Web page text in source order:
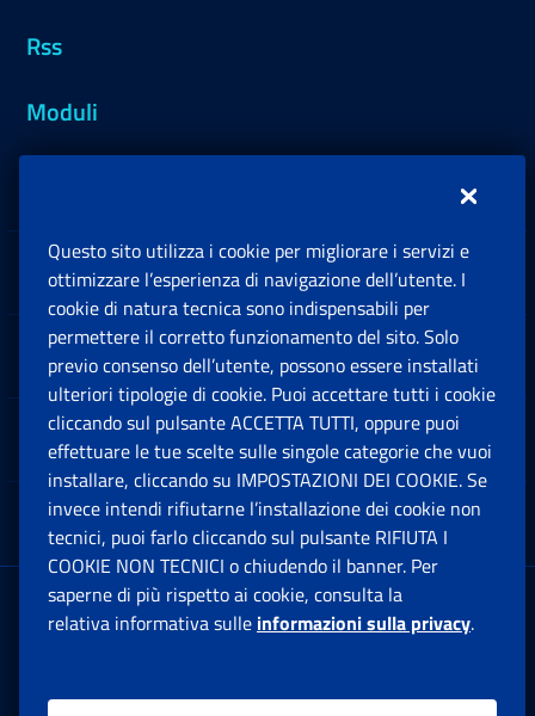
Rss
Moduli
Sedi e Contatti
Software
Note Legali
App mobile
Sede Legale : Via Ciro il Grande, 21
00144 Roma
Questo sito utilizza i cookie per migliorare i servizi e
ottimizzare l’esperienza di navigazione dell’utente. I
cookie di natura tecnica sono indispensabili per
permettere il corretto funzionamento del sito. Solo
previo consenso dell’utente, possono essere installati
ulteriori tipologie di cookie. Puoi accettare tutti i cookie
cliccando sul pulsante ACCETTA TUTTI, oppure puoi
effettuare le tue scelte sulle singole categorie che vuoi
installare, cliccando su IMPOSTAZIONI DEI COOKIE. Se
invece intendi rifiutarne l’installazione dei cookie non
tecnici, puoi farlo cliccando sul pulsante RIFIUTA I
COOKIE NON TECNICI o chiudendo il banner. Per
saperne di più rispetto ai cookie, consulta la
relativa informativa sulle informazioni sulla privacy.